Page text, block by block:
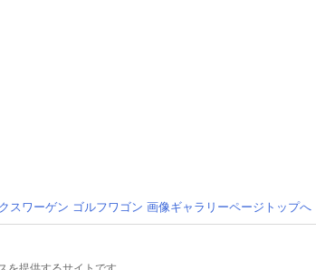
スワーゲン ゴルフワゴン 画像ギャラリーページトップへ